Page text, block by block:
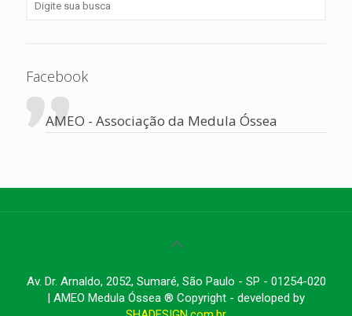
Facebook
AMEO - Associação da Medula Óssea
Av. Dr. Arnaldo, 2052, Sumaré, São Paulo - SP - 01254-020
| AMEO Medula Óssea ® Copyright - developed by